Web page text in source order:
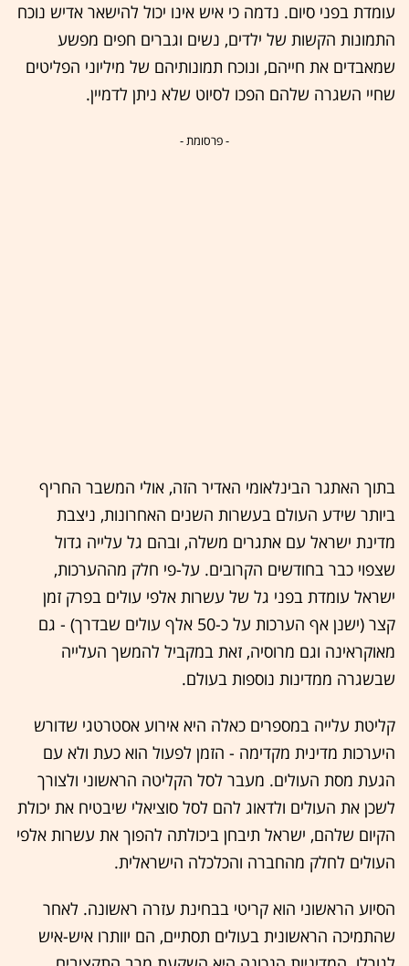
עומדת בפני סיום. נדמה כי איש אינו יכול להישאר אדיש נוכח
התמונות הקשות של ילדים, נשים וגברים חפים מפשע
שמאבדים את חייהם, ונוכח תמונותיהם של מיליוני הפליטים
שחיי השגרה שלהם הפכו לסיוט שלא ניתן לדמיין.
- פרסומת -
בתוך האתגר הבינלאומי האדיר הזה, אולי המשבר החריף
ביותר שידע העולם בעשרות השנים האחרונות, ניצבת
מדינת ישראל עם אתגרים משלה, ובהם גל עלייה גדול
שצפוי כבר בחודשים הקרובים. על-פי חלק מההערכות,
ישראל עומדת בפני גל של עשרות אלפי עולים בפרק זמן
קצר (ישנן אף הערכות על כ-50 אלף עולים שבדרך) - גם
מאוקראינה וגם מרוסיה, זאת במקביל להמשך העלייה
שבשגרה ממדינות נוספות בעולם.
קליטת עלייה במספרים כאלה היא אירוע אסטרטגי שדורש
היערכות מדינית מקדימה - הזמן לפעול הוא כעת ולא עם
הגעת מסת העולים. מעבר לסל הקליטה הראשוני ולצורך
לשכן את העולים ולדאוג להם לסל סוציאלי שיבטיח את יכולת
הקיום שלהם, ישראל תיבחן ביכולתה להפוך את עשרות אלפי
העולים לחלק מהחברה והכלכלה הישראלית.
הסיוע הראשוני הוא קריטי בבחינת עזרה ראשונה. לאחר
שהתמיכה הראשונית בעולים תסתיים, הם יוותרו איש-איש